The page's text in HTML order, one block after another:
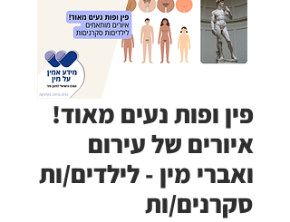
פין ופות נעים מאוד!
איורים של עירום
ואברי מין - לילדים/ות
סקרנים/ות